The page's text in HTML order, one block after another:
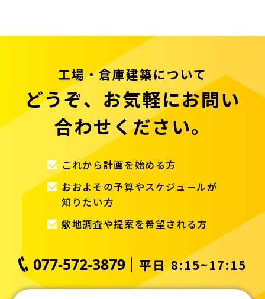
工場・倉庫建築について
どうぞ、お気軽にお問い
合わせください。
これから計画を始める方
おおよその予算やスケジュールが
知りたい方
敷地調査や提案を希望される方
077-572-3879 平日 8:15~17:15